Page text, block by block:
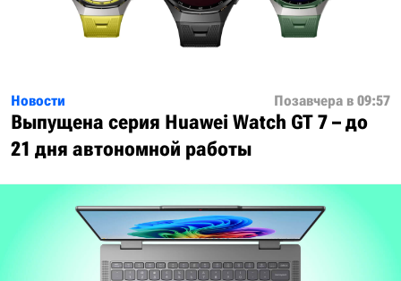
Новости Позавчера в 09:57
Выпущена серия Huawei Watch GT 7 – до
21 дня автономной работы